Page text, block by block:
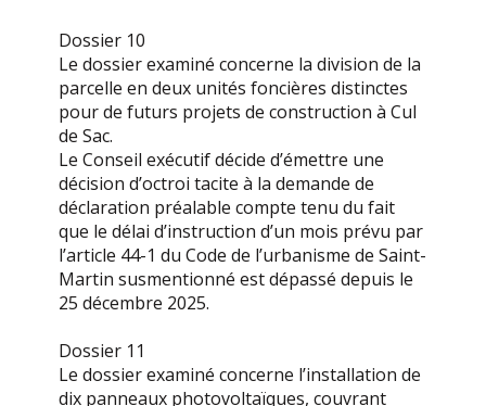
Dossier 10
Le dossier examiné concerne la division de la
parcelle en deux unités foncières distinctes
pour de futurs projets de construction à Cul
de Sac.
Le Conseil exécutif décide d’émettre une
décision d’octroi tacite à la demande de
déclaration préalable compte tenu du fait
que le délai d’instruction d’un mois prévu par
l’article 44-1 du Code de l’urbanisme de Saint-
Martin susmentionné est dépassé depuis le
25 décembre 2025.
Dossier 11
Le dossier examiné concerne l’installation de
dix panneaux photovoltaïques, couvrant